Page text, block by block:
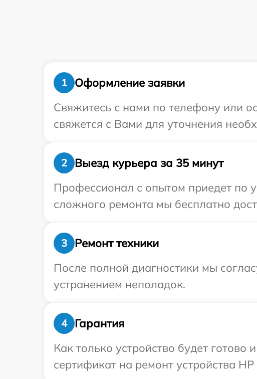
1
Оформление заявки
Свяжитесь с нами по телефону или
свяжется с Вами для уточнения
2
Выезд курьера за 35 минут
Профессионал с опытом приедет по
сложного ремонта мы бесплатно
3
Ремонт техники
После полной диагностики мы
устранением неполадок.
4
Гарантия
Как только устройство будет
сертификат на ремонт устройства